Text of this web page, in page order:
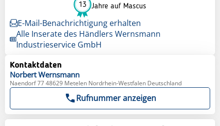
13 Jahre auf Mascus
E-Mail-Benachrichtigung erhalten
Alle Inserate des Händlers Wernsmann
Industrieservice GmbH
Kontaktdaten
Norbert Wernsmann
Naendorf 77 48629 Metelen Nordrhein-Westfalen Deutschland
Rufnummer anzeigen